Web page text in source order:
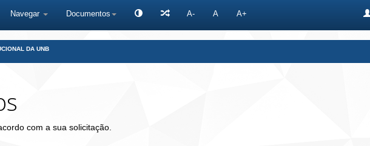
Navegar Documentos A- A A+
DA UNB
com a sua solicitação.